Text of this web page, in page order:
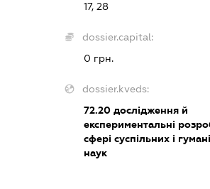
17, 28
dossier.capital:
0 грн.
dossier.kveds:
72.20дослідження й
експериментальні
сфері суспільних і
наук